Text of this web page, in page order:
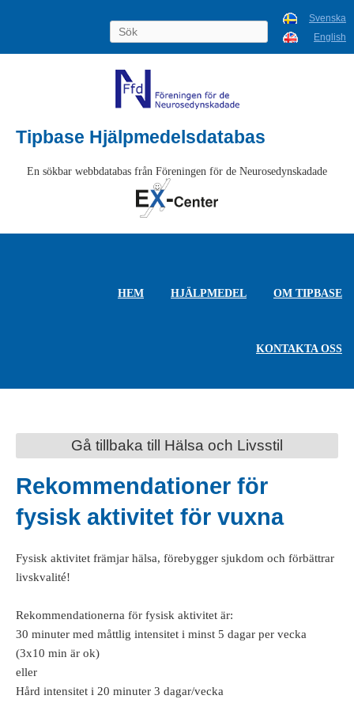
Svenska
English
Tipbase Hjälpmedelsdatabas
En sökbar webbdatabas från Föreningen för de Neurosedynskadade
HEM HJÄLPMEDEL OM TIPBASE
KONTAKTA OSS
Gå tillbaka till Hälsa och Livsstil
Rekommendationer för
fysisk aktivitet för vuxna
Fysisk aktivitet främjar hälsa, förebygger sjukdom och förbättrar
livskvalité!
Rekommendationerna för fysisk aktivitet är:
30 minuter med måttlig intensitet i minst 5 dagar per vecka
(3x10 min är ok)
eller
Hård intensitet i 20 minuter 3 dagar/vecka